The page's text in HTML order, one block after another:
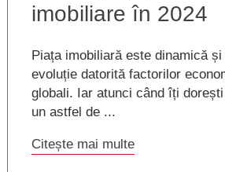
imobiliare în 2024
Piața imobiliară este dinamică
evoluție datorită factorilor
globali. Iar atunci când îți
un astfel de ...
Citește mai multe